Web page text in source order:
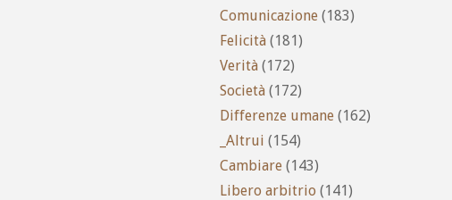
Comunicazione (183)
Felicità (181)
Verità (172)
Società (172)
Differenze umane (162)
_Altrui (154)
Cambiare (143)
Libero arbitrio (141)